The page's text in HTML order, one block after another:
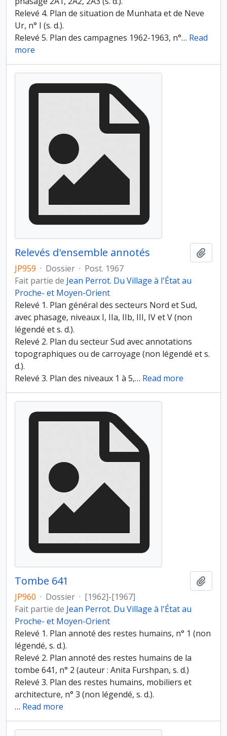
Relevé 4. Plan de situation de Munhata et de Neve
Ur, n° I (s. d.).
Relevé 5. Plan des campagnes 1962-1963, n°… Read
more
Relevés d'ensemble annotés
JP959 · Dossier · Post. 1967
Fait partie de Jean Perrot. Du Village à l'État au
Proche- et Moyen-Orient
Relevé 1. Plan général des secteurs Nord et Sud,
avec phasage, niveaux I, IIa, IIb, III, IV et V (non
légendé et s. d.).
Relevé 2. Plan du secteur Sud avec annotations
topographiques ou de carroyage (non légendé et s.
d.).
Relevé 3. Plan des niveaux 1 à 5,… Read more
Tombe 641
JP960 · Dossier · [1962]-[1967]
Fait partie de Jean Perrot. Du Village à l'État au
Proche- et Moyen-Orient
Relevé 1. Plan annoté des restes humains, n° 1 (non
légendé, s. d.).
Relevé 2. Plan annoté des restes humains de la
tombe 641, n° 2 (auteur : Anita Furshpan, s. d.)
Relevé 3. Plan des restes humains, mobiliers et
architecture, n° 3 (non légendé, s. d.).
… Read more